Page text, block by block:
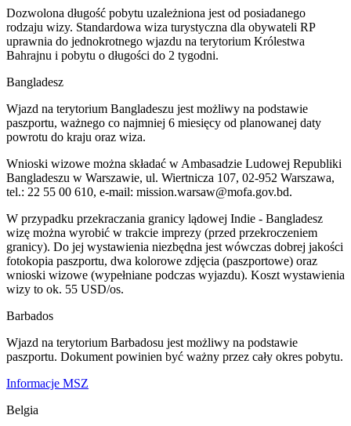
Dozwolona długość pobytu uzależniona jest od posiadanego
rodzaju wizy. Standardowa wiza turystyczna dla obywateli RP
uprawnia do jednokrotnego wjazdu na terytorium Królestwa
Bahrajnu i pobytu o długości do 2 tygodni.
Bangladesz
Wjazd na terytorium Bangladeszu jest możliwy na podstawie
paszportu, ważnego co najmniej 6 miesięcy od planowanej daty
powrotu do kraju oraz wiza.
Wnioski wizowe można składać w Ambasadzie Ludowej Republiki
Bangladeszu w Warszawie, ul. Wiertnicza 107, 02-952 Warszawa,
tel.: 22 55 00 610, e-mail: mission.warsaw@mofa.gov.bd.
W przypadku przekraczania granicy lądowej Indie - Bangladesz
wizę można wyrobić w trakcie imprezy (przed przekroczeniem
granicy). Do jej wystawienia niezbędna jest wówczas dobrej jakości
fotokopia paszportu, dwa kolorowe zdjęcia (paszportowe) oraz
wnioski wizowe (wypełniane podczas wyjazdu). Koszt wystawienia
wizy to ok. 55 USD/os.
Barbados
Wjazd na terytorium Barbadosu jest możliwy na podstawie
paszportu. Dokument powinien być ważny przez cały okres pobytu.
Informacje MSZ
Belgia